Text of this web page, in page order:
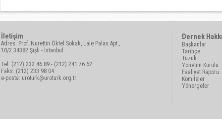
İletişim
Adres: Prof. Nurettin Öktel Sokak, Lale Palas Apt.,
10/2 34382 Şişli - İstanbul
Tel: (212) 232 46 89 - (212) 241 76 62
Faks: (212) 233 98 04
e-posta: uroturk@uroturk.org.tr
Dernek
Başkanlar
Tarihçe
Tüzük
Yönetim Kurulu
Faaliyet Raporu
Komiteler
Yönergeler